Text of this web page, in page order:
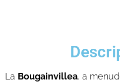
La Bougainvillea, a